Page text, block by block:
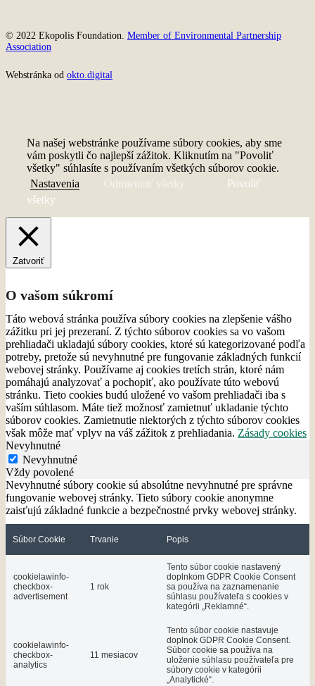
© 2022 Ekopolis Foundation. Member of Environmental Partnership
Association
Webstránka od okto.digital
Na našej webstránke používame súbory cookies, aby sme
vám poskytli čo najlepší zážitok. Kliknutím na "Povoliť
všetky" súhlasíte s používaním všetkých súborov cookie.
Nastavenia
Odmietnuť všetky
Povoliť
všetky
Zatvoriť
O vašom súkromí
Táto webová stránka používa súbory cookies na zlepšenie vášho
zážitku pri jej prezeraní. Z týchto súborov cookies sa vo vašom
prehliadači ukladajú súbory cookies, ktoré sú kategorizované podľa
potreby, pretože sú nevyhnutné pre fungovanie základných funkcií
webovej stránky. Používame aj cookies tretích strán, ktoré nám
pomáhajú analyzovať a pochopiť, ako používate túto webovú
stránku. Tieto cookies budú uložené vo vašom prehliadači iba s
vaším súhlasom. Máte tiež možnosť zamietnuť ukladanie týchto
súborov cookies. Zamietnutie niektorých z týchto súborov cookies
však môže mať vplyv na váš zážitok z prehliadania. Zásady cookies
Nevyhnutné
Nevyhnutné
Vždy povolené
Nevyhnutné súbory cookie sú absolútne nevyhnutné pre správne
fungovanie webovej stránky. Tieto súbory cookie anonymne
zaisťujú základné funkcie a bezpečnostné prvky webovej stránky.
Súbor Cookie Trvanie Popis
cookielawinfo-
checkbox-
advertisement
1 rok
Tento súbor cookie nastavený
doplnkom GDPR Cookie Consent
sa používa na zaznamenanie
súhlasu používateľa s cookies v
kategórii „Reklamné“.
cookielawinfo-
checkbox-
analytics
11 mesiacov
Tento súbor cookie nastavuje
doplnok GDPR Cookie Consent.
Súbor cookie sa používa na
uloženie súhlasu používateľa pre
súbory cookie v kategórii
„Analytické“.